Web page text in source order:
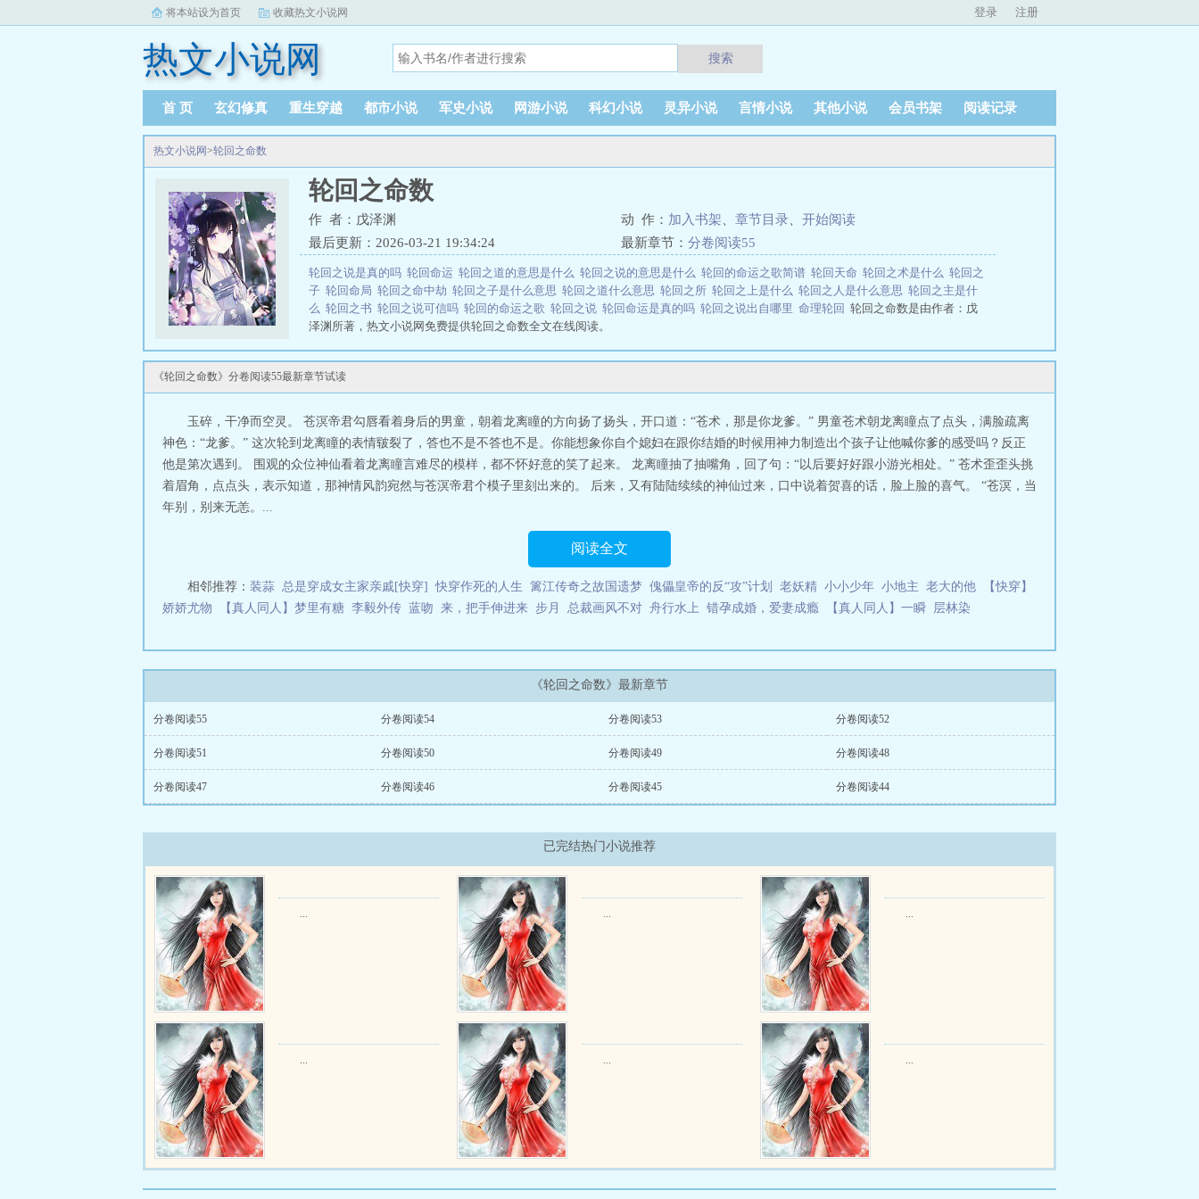
将本站设为首页 收藏热文小说网 登录 注册
热文小说网 搜索
首 页 玄幻修真 重生穿越 都市小说 军史小说 网游小说 科幻小说 灵异小说 言情小说 其他小说 会员书架 阅读记录
热文小说网>轮回之命数
轮回之命数
作 者：戊泽渊 动 作： 加入书架 章节目录
开始阅读
最后更新：2026-03-21 19:34:24
最新章节： 分卷阅读55
轮回之说是真的吗 轮回命运 轮回之道的意思是什么 轮回之说的意思是什么 轮回的命运之歌简谱 轮回天命 轮回之术是什么 轮回之
子 轮回命局 轮回之命中劫 轮回之子是什么意思 轮回之道什么意思 轮回之所 轮回之上是什么 轮回之人是什么意思 轮回之主是什
么 轮回之书 轮回之说可信吗 轮回的命运之歌 轮回之说 轮回命运是真的吗 轮回之说出自哪里 命理轮回 轮回之命数是由作者：戊
泽渊所著，热文小说网免费提供轮回之命数全文在线阅读。
《轮回之命数》分卷阅读55最新章节试读
玉碎，干净而空灵。 苍溟帝君勾唇看着身后的男童，朝着龙离瞳的方向扬了扬头，开口道：“苍术，那是你龙爹。” 男童苍术朝龙离瞳点了点头，满脸疏离
神色：“龙爹。” 这次轮到龙离瞳的表情皲裂了，答也不是不答也不是。你能想象你自个媳妇在跟你结婚的时候用神力制造出个孩子让他喊你爹的感受吗？反正
他是第次遇到。 围观的众位神仙看着龙离瞳言难尽的模样，都不怀好意的笑了起来。 龙离瞳抽了抽嘴角，回了句：“以后要好好跟小游光相处。” 苍术歪歪头挑
着眉角，点点头，表示知道，那神情风韵宛然与苍溟帝君个模子里刻出来的。 后来，又有陆陆续续的神仙过来，口中说着贺喜的话，脸上脸的喜气。 “苍溟，当
年别，别来无恙。...
阅读全文
相邻推荐： 装蒜 总是穿成女主家亲戚[快穿] 快穿作死的人生 篱江传奇之故国遗梦 傀儡皇帝的反“攻”计划 老妖精 小小少年 小地主 老大的他
【快穿】
娇娇尤物
【真人同人】梦里有糖 李毅外传 蓝吻 来，把手伸进来 步月 总裁画风不对 舟行水上 错孕成婚，爱妻成瘾 【真人同人】一瞬 层林染
《轮回之命数》最新章节
分卷阅读55 分卷阅读54 分卷阅读53 分卷阅读52
分卷阅读51 分卷阅读50 分卷阅读49 分卷阅读48
分卷阅读47 分卷阅读46 分卷阅读45 分卷阅读44
已完结热门小说推荐
... ... ...
... ... ...